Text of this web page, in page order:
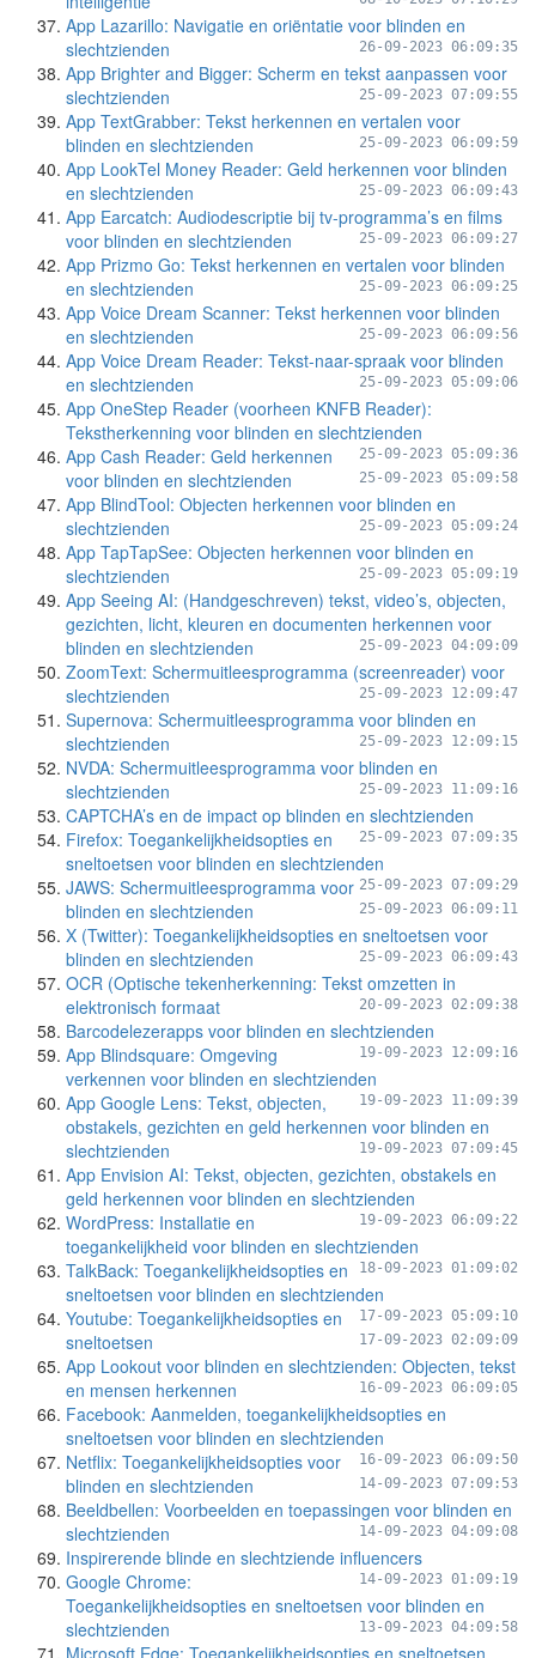
App Lazarillo: Navigatie en oriëntatie voor blinden en
slechtzienden
26-09-2023 06:09:35
App Brighter and Bigger: Scherm en tekst aanpassen voor
slechtzienden
25-09-2023 07:09:55
App TextGrabber: Tekst herkennen en vertalen voor
blinden en slechtzienden
25-09-2023 06:09:59
App LookTel Money Reader: Geld herkennen voor blinden
en slechtzienden
25-09-2023 06:09:43
App Earcatch: Audiodescriptie bij tv-programma’s en films
voor blinden en slechtzienden
25-09-2023 06:09:27
App Prizmo Go: Tekst herkennen en vertalen voor blinden
en slechtzienden
25-09-2023 06:09:25
App Voice Dream Scanner: Tekst herkennen voor blinden
en slechtzienden
25-09-2023 06:09:56
App Voice Dream Reader: Tekst-naar-spraak voor blinden
en slechtzienden
25-09-2023 05:09:06
App OneStep Reader (voorheen KNFB Reader):
Tekstherkenning voor blinden en slechtzienden
25-09-2023 05:09:36
App Cash Reader: Geld herkennen
voor blinden en slechtzienden
25-09-2023 05:09:58
App BlindTool: Objecten herkennen voor blinden en
slechtzienden
25-09-2023 05:09:24
App TapTapSee: Objecten herkennen voor blinden en
slechtzienden
25-09-2023 05:09:19
App Seeing AI: (Handgeschreven) tekst, video’s, objecten,
gezichten, licht, kleuren en documenten herkennen voor
blinden en slechtzienden
25-09-2023 04:09:09
ZoomText: Schermuitleesprogramma (screenreader) voor
slechtzienden
25-09-2023 12:09:47
Supernova: Schermuitleesprogramma voor blinden en
slechtzienden
25-09-2023 12:09:15
NVDA: Schermuitleesprogramma voor blinden en
slechtzienden
25-09-2023 11:09:16
CAPTCHA’s en de impact op blinden en slechtzienden
25-09-2023 07:09:35
Firefox: Toegankelijkheidsopties en
sneltoetsen voor blinden en slechtzienden
25-09-2023 07:09:29
JAWS: Schermuitleesprogramma voor
blinden en slechtzienden
25-09-2023 06:09:11
X (Twitter): Toegankelijkheidsopties en sneltoetsen voor
blinden en slechtzienden
25-09-2023 06:09:43
OCR (Optische tekenherkenning: Tekst omzetten in
elektronisch formaat
20-09-2023 02:09:38
Barcodelezerapps voor blinden en slechtzienden
19-09-2023 12:09:16
App Blindsquare: Omgeving
verkennen voor blinden en slechtzienden
19-09-2023 11:09:39
App Google Lens: Tekst, objecten,
obstakels, gezichten en geld herkennen voor blinden en
slechtzienden
19-09-2023 07:09:45
App Envision AI: Tekst, objecten, gezichten, obstakels en
geld herkennen voor blinden en slechtzienden
19-09-2023 06:09:22
WordPress: Installatie en
toegankelijkheid voor blinden en slechtzienden
18-09-2023 01:09:02
TalkBack: Toegankelijkheidsopties en
sneltoetsen voor blinden en slechtzienden
17-09-2023 05:09:10
Youtube: Toegankelijkheidsopties en
sneltoetsen
17-09-2023 02:09:09
App Lookout voor blinden en slechtzienden: Objecten, tekst
en mensen herkennen
16-09-2023 06:09:05
Facebook: Aanmelden, toegankelijkheidsopties en
sneltoetsen voor blinden en slechtzienden
16-09-2023 06:09:50
Netflix: Toegankelijkheidsopties voor
blinden en slechtzienden
14-09-2023 07:09:53
Beeldbellen: Voorbeelden en toepassingen voor blinden en
slechtzienden
14-09-2023 04:09:08
Inspirerende blinde en slechtziende influencers
14-09-2023 01:09:19
Google Chrome:
Toegankelijkheidsopties en sneltoetsen voor blinden en
slechtzienden
13-09-2023 04:09:58
Microsoft Edge: Toegankelijkheidsopties en sneltoetsen